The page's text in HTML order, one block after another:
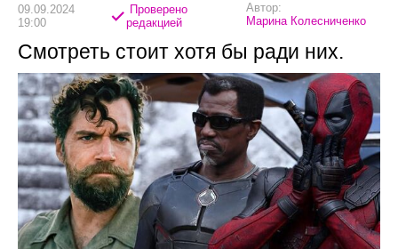
09.09.2024
19:00
Проверено
редакцией
Автор:
Марина Колесниченко
Смотреть стоит хотя бы ради них.